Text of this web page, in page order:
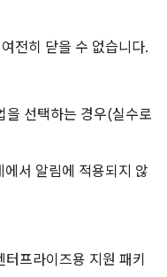
전히 닫을 수 없습니다.
을 선택하는 경우(실수로
서 알림에 적용되지 않
프라이즈용 지원 패키